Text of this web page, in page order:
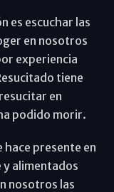
es escuchar las
en nosotros
experiencia
tiene
en
podido morir.
hace presente en
y alimentados
nosotros las